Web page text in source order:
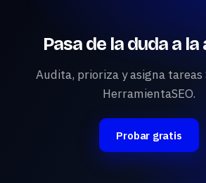
Pasa de la duda a la
Audita, prioriza y asigna tareas
HerramientaSEO.
Probar gratis